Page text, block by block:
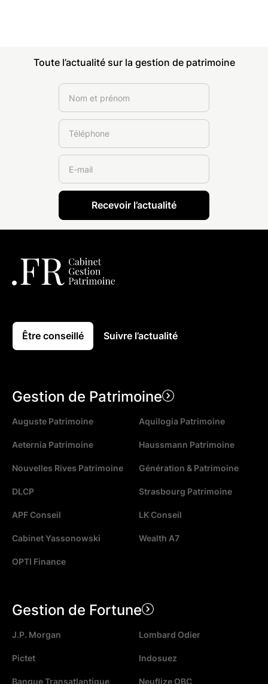
Toute l’actualité sur la gestion de patrimoine
Être conseillé Suivre l’actualité
Gestion de Patrimoine
Auguste Patrimoine Aquilogia Patrimoine
Aeternia Patrimoine Haussmann Patrimoine
Nouvelles Rives Patrimoine Génération & Patrimoine
DLCP Strasbourg Patrimoine
APF Conseil LK Conseil
Cabinet Yassonowski Wealth A7
OPTI Finance
Gestion de Fortune
J.P. Morgan Lombard Odier
Pictet Indosuez
Banque Transatlantique Neuflize OBC